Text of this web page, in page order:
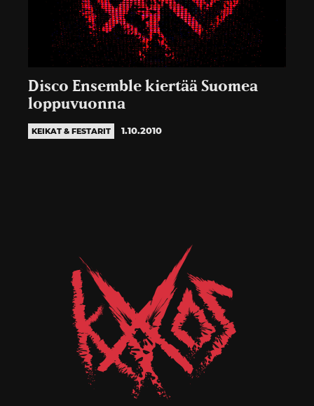
Disco Ensemble kiertää Suomea
loppuvuonna
KEIKAT & FESTARIT 1.10.2010